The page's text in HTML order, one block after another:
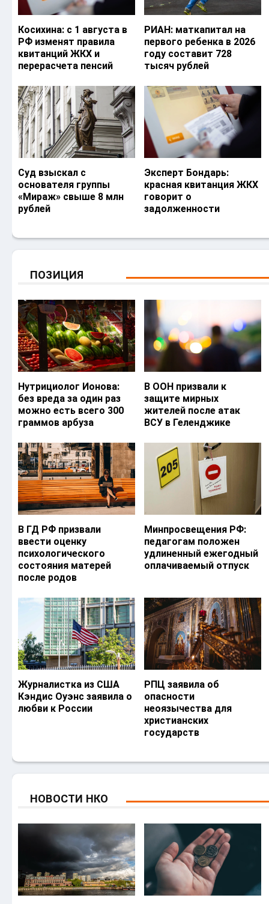
Косихина: с 1 августа в
РФ изменят правила
квитанций ЖКХ и
перерасчета пенсий
РИАН: маткапитал на
первого ребенка в 2026
году составит 728
тысяч рублей
Суд взыскал с
основателя группы
«Мираж» свыше 8 млн
рублей
Эксперт Бондарь:
красная квитанция ЖКХ
говорит о
задолженности
ПОЗИЦИЯ
Нутрициолог Ионова:
без вреда за один раз
можно есть всего 300
граммов арбуза
В ООН призвали к
защите мирных
жителей после атак
ВСУ в Геленджике
В ГД РФ призвали
ввести оценку
психологического
состояния матерей
после родов
Минпросвещения РФ:
педагогам положен
удлиненный ежегодный
оплачиваемый отпуск
Журналистка из США
Кэндис Оуэнс заявила о
любви к России
РПЦ заявила об
опасности
неоязычества для
христианских
государств
НОВОСТИ НКО